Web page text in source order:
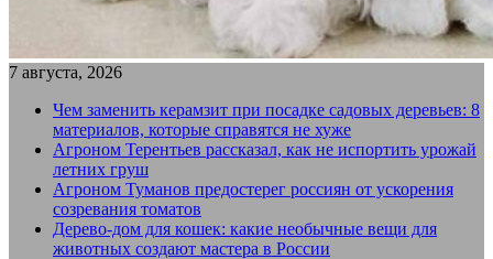
7 августа, 2026
Чем заменить керамзит при посадке садовых деревьев: 8
материалов, которые справятся не хуже
Агроном Терентьев рассказал, как не испортить урожай
летних груш
Агроном Туманов предостерег россиян от ускорения
созревания томатов
Дерево-дом для кошек: какие необычные вещи для
животных создают мастера в России